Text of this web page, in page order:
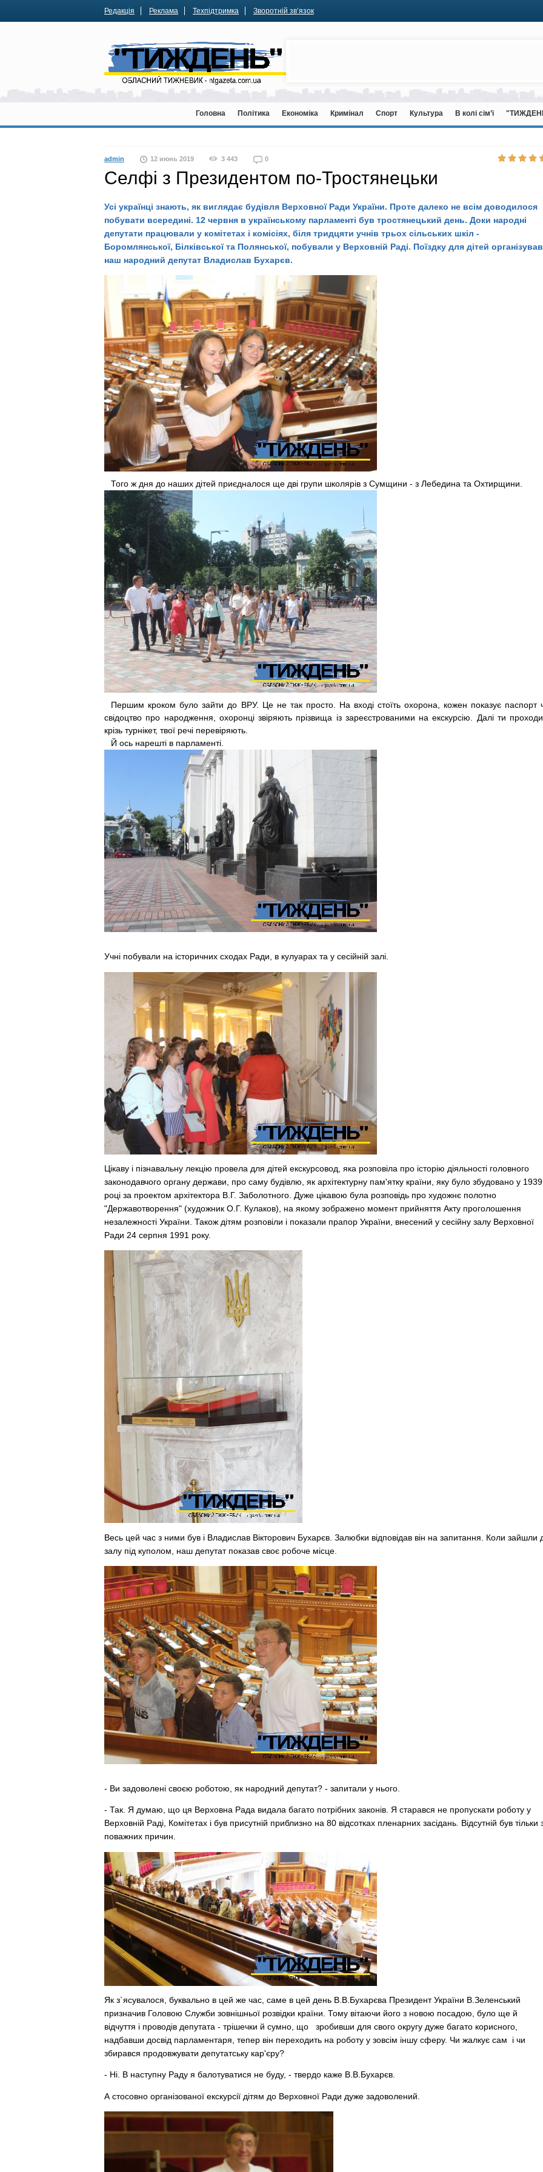
Редакція Реклама Техпідтримка Зворотній зв’язок
Головна Політика Економіка Кримінал Спорт Культура В колі сім’ї
admin 12 июнь 2019 3 443 0
Селфі з Президентом по-Тростянецьки
Усі українці знають, як виглядає будівля Верховної Ради України. Проте далеко не всім доводилося
побувати всередині. 12 червня в українському парламенті був тростянецький день. Доки народні
депутати працювали у комітетах і комісіях, біля тридцяти учнів трьох сільських шкіл -
Боромлянської, Білківської та Полянської, побували у Верховній Раді. Поїздку для дітей організував
наш народний депутат Владислав Бухарєв.
Того ж дня до наших дітей приєдналося ще дві групи школярів з Сумщини - з Лебедина та Охтирщини.
Першим кроком було зайти до ВРУ. Це не так просто. На вході стоїть охорона, кожен показує паспорт
свідоцтво про народження, охоронці звіряють прі­звища із зареєстрованими на екскурсію. Да­лі ти
крізь турнікет, твої речі перевіряють.
Й ось наре­шті в парламенті.
Учні побували на історичних сходах Ради, в кулуарах та у сесійній залі.
Цікаву і пізнавальну лекцію провела для дітей екскурсовод, яка розповіла про історію діяльності головного
законодавчого органу держави, про саму будівлю, як архітектурну пам'ятку країни, яку було збудовано у 1939
році за проектом архітектора В.Г. Заболотного. Дуже цікавою була розповідь про художнє полотно
"Державотворення" (художник О.Г. Кулаков), на якому зображено момент прийняття Акту проголошення
незалежності України. Також дітям розповіли і показали прапор України, внесений у сесійну залу Верховної
Ради 24 серпня 1991 року.
Весь цей час з ними був і Владислав Вікторович Бухарєв. Залюбки відповідав він на запитання. Коли зайшли
залу під куполом, наш депутат показав своє робоче місце.
- Ви задоволені своєю роботою, як народний депутат? - запитали у нього.
- Так. Я думаю, що ця Верховна Рада видала багато потрібних законів. Я старався не пропускати роботу у
Верховній Раді, Комітетах і був присутній приблизно на 80 відсотках пленарних засідань. Відсутній був тільки
поважних причин.
Як з`ясувалося, буквально в цей же час, саме в цей день В.В.Бухарєва Президент України В.Зеленський
призначив Головою Служби зовнішньої розвідки країни. Тому вітаючи його з новою посадою, було ще й
відчуття і проводів депутата - трішечки й сумно, що зробивши для свого округу дуже багато корисного,
надбавши досвід парламентаря, тепер він переходить на роботу у зовсім іншу сферу. Чи жалкує сам і чи
збирався продовжувати депутатську кар'єру?
- Ні. В наступну Раду я балотуватися не буду, - твердо каже В.В.Бухарєв.
А стосовно організованої екскурсії дітям до Верховної Ради дуже задоволений.